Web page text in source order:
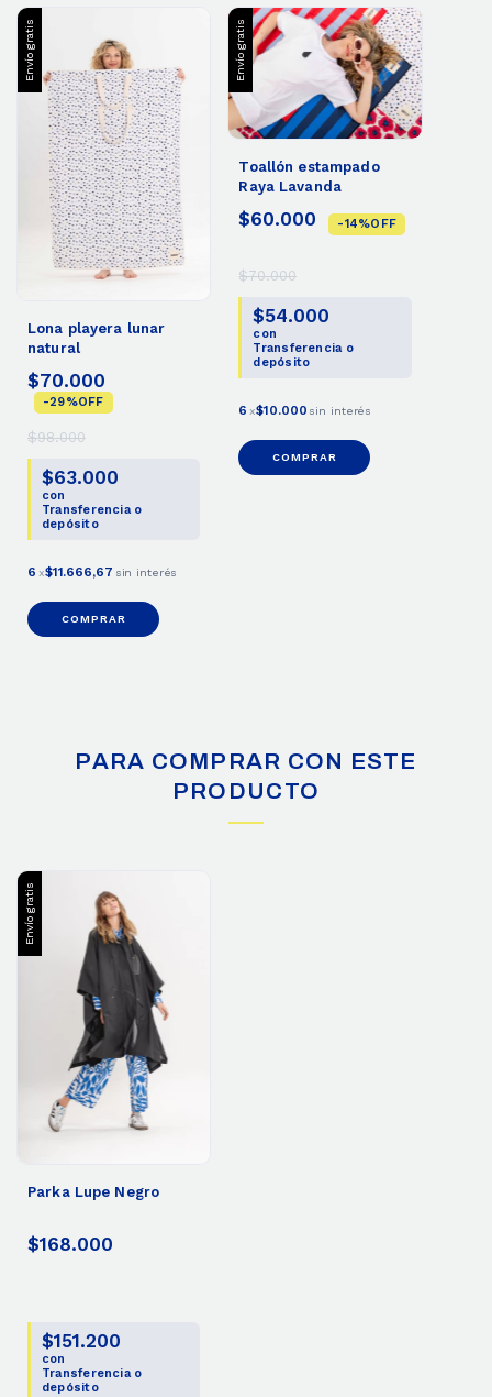
Envío gratis
Lona playera lunar
natural
$70.000
-29%OFF
$98.000
$63.000
con
Transferencia o
depósito
6 x$11.666,67 sin interés
COMPRAR
Envío gratis
Toallón estampado
Raya Lavanda
$60.000 -14%OFF
$70.000
$54.000
con
Transferencia o
depósito
6 x$10.000 sin interés
COMPRAR
PARA COMPRAR CON ESTE
PRODUCTO
Envío gratis
Parka Lupe Negro
$168.000
$151.200
con
Transferencia o
depósito